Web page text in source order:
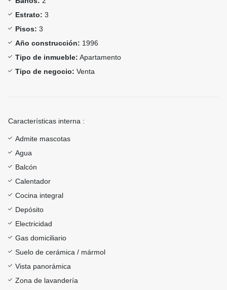
Estrato: 3
Pisos: 3
Año construcción: 1996
Tipo de inmueble: Apartamento
Tipo de negocio: Venta
Características interna :
Admite mascotas
Agua
Balcón
Calentador
Cocina integral
Depósito
Electricidad
Gas domiciliario
Suelo de cerámica / mármol
Vista panorámica
Zona de lavandería